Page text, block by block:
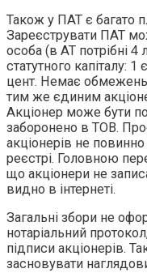
Також у ПАТ є багато
Зареєструвати ПАТ
особа (в АТ потрібні
статутного капіталу: 1
цент. Немає
тим же єдиним
Акціонер може бути
заборонено в ТОВ.
акціонерів не
реєстрі. Головною
що акціонери не
видно в інтернеті.
Загальні збори не
нотаріальний
підписи акціонерів.
засновувати